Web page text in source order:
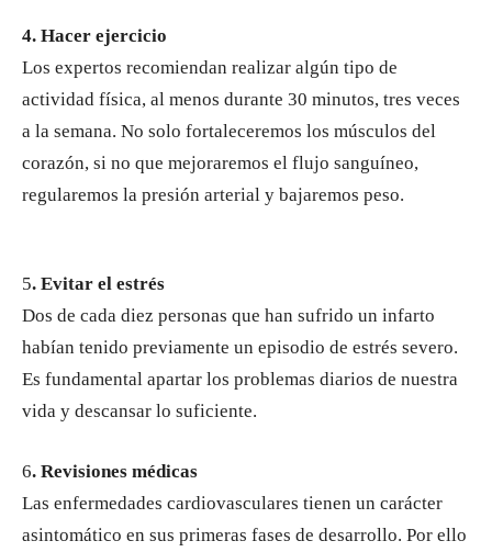
4. Hacer ejercicio
Los expertos recomiendan realizar algún tipo de
actividad física, al menos durante 30 minutos, tres veces
a la semana. No solo fortaleceremos los músculos del
corazón, si no que mejoraremos el flujo sanguíneo,
regularemos la presión arterial y bajaremos peso.
5. Evitar el estrés
Dos de cada diez personas que han sufrido un infarto
habían tenido previamente un episodio de estrés severo.
Es fundamental apartar los problemas diarios de nuestra
vida y descansar lo suficiente.
6. Revisiones médicas
Las enfermedades cardiovasculares tienen un carácter
asintomático en sus primeras fases de desarrollo. Por ello